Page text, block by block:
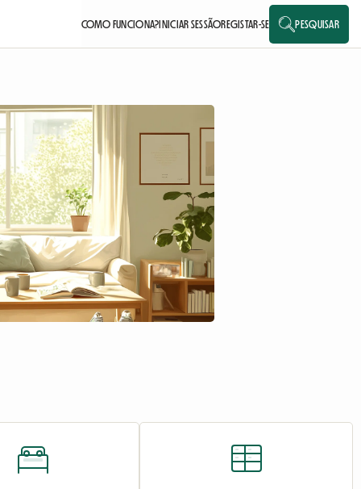
COMO FUNCIONA?INICIAR SESSÃOREGISTAR-SE PESQUISAR